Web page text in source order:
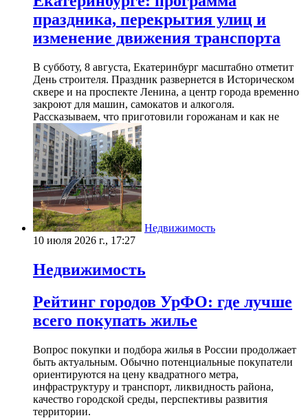
праздника, перекрытия улиц и
изменение движения транспорта
В субботу, 8 августа, Екатеринбург масштабно отметит
День строителя. Праздник развернется в Историческом
сквере и на проспекте Ленина, а центр города временно
закроют для машин, самокатов и алкоголя.
Рассказываем, что приготовили горожанам и как не
Недвижимость
10 июля 2026 г., 17:27
Недвижимость
Рейтинг городов УрФО: где лучше
всего покупать жилье
Вопрос покупки и подбора жилья в России продолжает
быть актуальным. Обычно потенциальные покупатели
ориентируются на цену квадратного метра,
инфраструктуру и транспорт, ликвидность района,
качество городской среды, перспективы развития
территории.